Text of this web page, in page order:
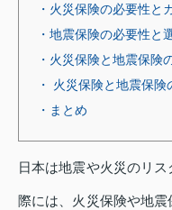
・火災保険の必要性と
・地震保険の必要性と
・火災保険と地震保険
・ 火災保険と地震保
・まとめ
日本は地震や火災のリ
際には、火災保険や地